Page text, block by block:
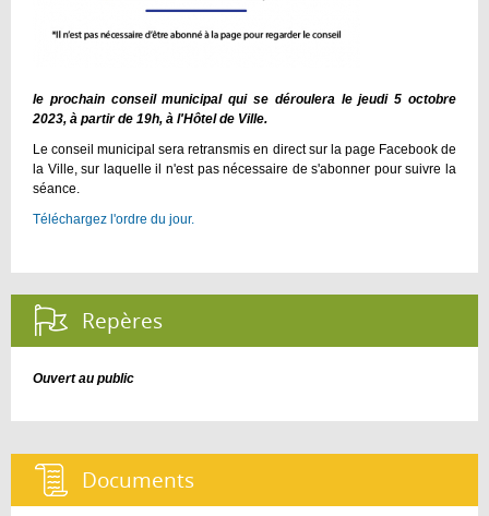
le prochain conseil municipal qui se déroulera le jeudi 5 octobre
2023, à partir de 19h, à l'Hôtel de Ville.
Le conseil municipal sera retransmis en direct sur la page Facebook de
la Ville, sur laquelle il n'est pas nécessaire de s'abonner pour suivre la
séance.
Téléchargez l'ordre du jour.
Repères :
Ouvert au public
Documents :